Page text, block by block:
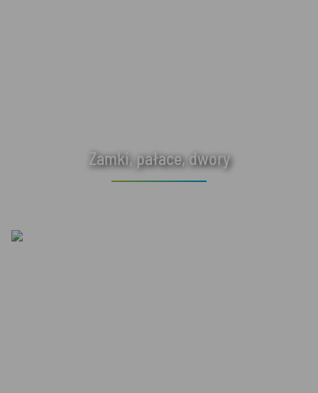
Zamki, pałace, dwory